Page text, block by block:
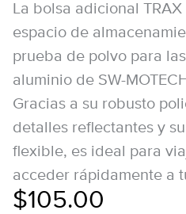
La bolsa adicional
espacio de
prueba de polvo para
aluminio de SW-
Gracias a su robusto
detalles reflectantes y
flexible, es ideal para
acceder rápidamente a
$105.00